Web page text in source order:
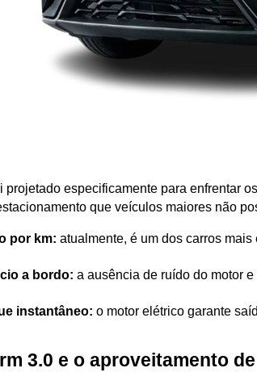
projetado especificamente para enfrentar
que veículos maiores não
por km: atualmente, é um dos carros
a bordo: a ausência de ruído do motor
instantâneo: o motor elétrico garante
3.0 e o aproveitamento